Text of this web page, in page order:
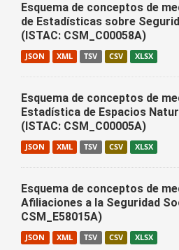
Esquema de conceptos de
de Estadísticas sobre
(ISTAC: CSM_C00058A)
JSON XML TSV CSV XLSX
Esquema de conceptos de
Estadística de Espacios
(ISTAC: CSM_C00005A)
JSON XML TSV CSV XLSX
Esquema de conceptos de
Afiliaciones a la Seguridad
CSM_E58015A)
JSON XML TSV CSV XLSX